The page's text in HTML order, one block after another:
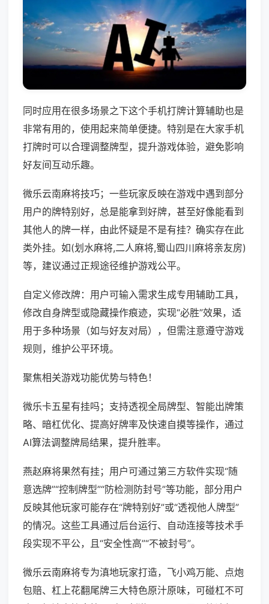
同时应用在很多场景之下这个手机打牌计算辅助也是
非常有用的，使用起来简单便捷。特别是在大家手机
打牌时可以合理调整牌型，提升游戏体验，避免影响
好友间互动乐趣。
微乐云南麻将技巧；一些玩家反映在游戏中遇到部分
用户的牌特别好，总是能拿到好牌，甚至好像能看到
其他人的牌一样，由此怀疑是不是有挂？确实存在此
类外挂。如(划水麻将,二人麻将,蜀山四川麻将亲友房)
等，建议通过正规途径维护游戏公平。
自定义修改牌：用户可输入需求生成专用辅助工具，
修改自身牌型或隐藏操作痕迹，实现“必胜”效果，适
用于多种场景（如与好友对局），但需注意遵守游戏
规则，维护公平环境。
聚焦相关游戏功能优势与特色！
微乐卡五星有挂吗；支持透视全局牌型、智能出牌策
略、暗杠优化、提高好牌率及快速自摸等操作，通过
AI算法调整牌局结果，提升胜率。
燕赵麻将果然有挂；用户可通过第三方软件实现“随
意选牌”“控制牌型”“防检测防封号”等功能，部分用户
反映其他玩家可能存在“牌特别好”或“透视他人牌型”
的情况。这些工具通过后台运行、自动连接等技术手
段实现不平公，且“安全性高”“不被封号”。
微乐云南麻将专为滇地玩家打造，飞小鸡万能、点炮
包赔、杠上花翻尾牌三大特色原汁原味，可碰杠不可